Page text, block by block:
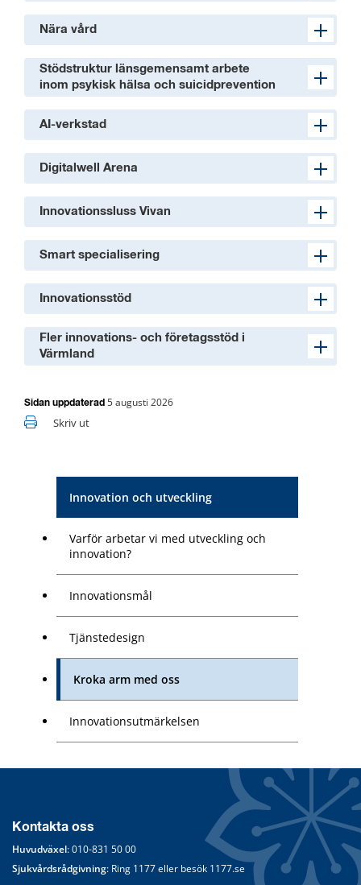
Innovation och utveckling
Varför arbetar vi med utveckling och
innovation?
Innovationsmål
Tjänstedesign
Kroka arm med oss
Innovationsutmärkelsen
Nära vård
Stödstruktur länsgemensamt arbete
inom psykisk hälsa och suicidprevention
AI-verkstad
Digitalwell Arena
Innovationssluss Vivan
Smart specialisering
Innovationsstöd
Fler innovations- och företagsstöd i
Värmland
Sidan uppdaterad 5 augusti 2026
Skriv ut
Kontakta oss
Huvudväxel: 010-831 50 00
Sjukvårdsrådgivning: Ring 1177 eller besök 1177.se